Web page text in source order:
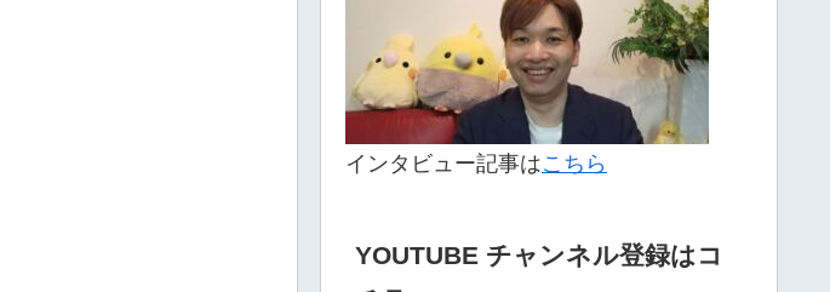
インタビュー記事はこちら
YOUTUBE チャンネル登録はコ